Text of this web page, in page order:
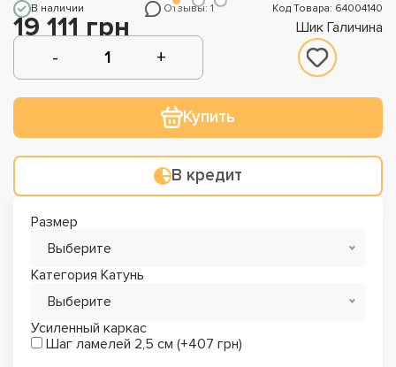
В наличии Отзывы: 1 Код Товара: 64004140
19 111 грн Шик Галичина
Купить
В кредит
Размер
Выберите
Категория Катунь
Выберите
Усиленный каркас
Шаг ламелей 2,5 см (+407 грн)